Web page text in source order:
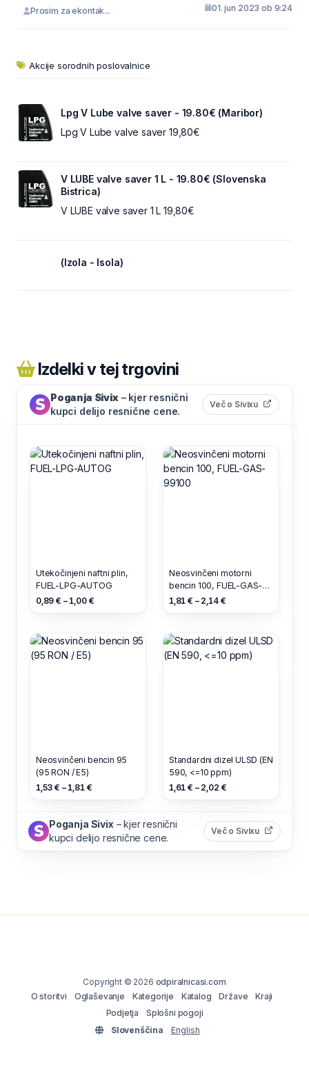
Prosim za ekontak... 01. jun 2023 ob 9:24
Akcije sorodnih poslovalnice
Lpg V Lube valve saver - 19.80€ (Maribor)
Lpg V Lube valve saver 19,80€
V LUBE valve saver 1 L - 19.80€ (Slovenska
Bistrica)
V LUBE valve saver 1 L 19,80€
(Izola - Isola)
Izdelki v tej trgovini
Poganja Sivix – kjer resnični
kupci delijo resnične cene.
Več o Sivixu (odpre
Utekočinjeni naftni plin,
FUEL-LPG-AUTOG
0,89 € – 1,00 €
Neosvinčeni motorni
bencin 100, FUEL-GAS-
99100
1,81 € – 2,14 €
Neosvinčeni bencin 95
(95 RON / E5)
1,53 € – 1,81 €
Standardni dizel ULSD (EN
590, <=10 ppm)
1,61 € – 2,02 €
Poganja Sivix – kjer resnični
kupci delijo resnične cene.
Več o Sivixu (odpre
Copyright © 2026 odpiralnicasi.com
O storitvi
Oglaševanje Kategorije Katalog Države
Kraji
Podjetja
Splošni pogoji
Slovenščina
English